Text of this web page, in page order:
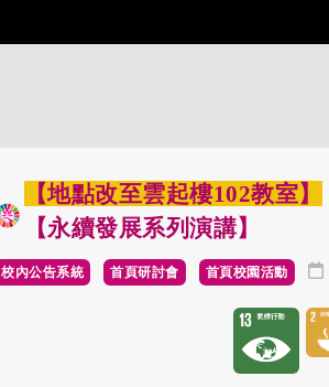
【地點改至雲起樓102教室】
【永續發展系列演講】
校內公告系統 首頁研討會 首頁校園活動